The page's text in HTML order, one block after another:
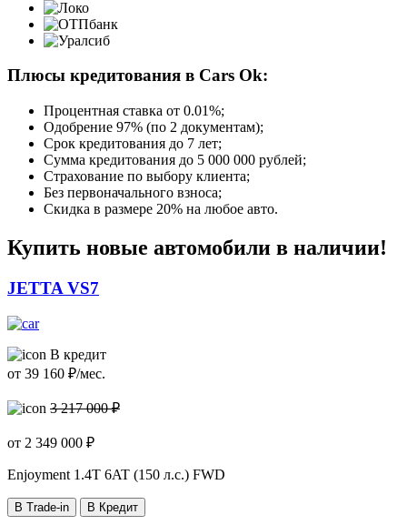
Плюсы кредитования в Cars Ok:
Процентная ставка от 0.01%;
Одобрение 97% (по 2 документам);
Срок кредитования до 7 лет;
Сумма кредитования до 5 000 000 рублей;
Страхование по выбору клиента;
Без первоначального взноса;
Скидка в размере 20% на любое авто.
Купить новые автомобили в наличии!
JETTA VS7
В кредит
от 39 160 ₽/мес.
3 217 000 ₽
от 2 349 000 ₽
Enjoyment 1.4T 6AT (150 л.с.) FWD
В Trade-in В Кредит